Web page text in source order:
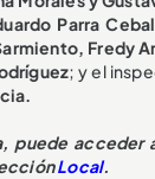
Parra
Fredy
; y el
puede acceder
Local.